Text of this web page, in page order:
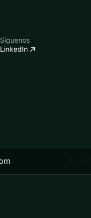
Síguenos
LinkedIn